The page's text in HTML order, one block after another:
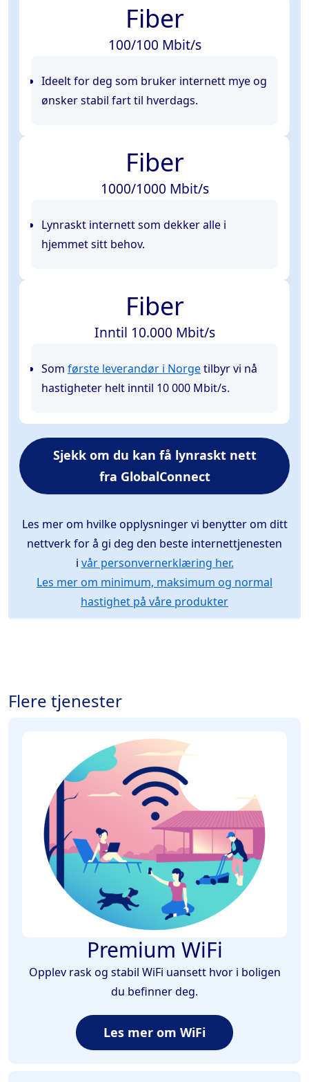
Fiber
100/100 Mbit/s
Ideelt for deg som bruker internett mye og
ønsker stabil fart til hverdags.
Fiber
1000/1000 Mbit/s
Lynraskt internett som dekker alle i
hjemmet sitt behov.
Fiber
Inntil 10.000 Mbit/s
Som første leverandør i Norgetilbyr vi nå
hastigheter helt inntil 10 000 Mbit/s.
Sjekk om du kan få lynraskt nett
fra GlobalConnect
Les mer om hvilke opplysninger vi benytter om ditt
nettverk for å gi deg den beste internettjenesten
i vår personvernerklæring her.
Les mer om minimum, maksimum og normal
hastighet på våre produkter
Flere tjenester
Premium WiFi
Opplev rask og stabil WiFi uansett hvor i boligen
du befinner deg.
Les mer om WiFi